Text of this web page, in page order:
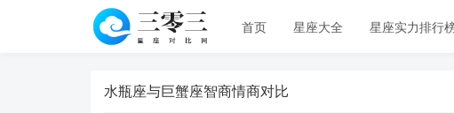
首页 星座大全 星座实力排行
水瓶座与巨蟹座智商情商对比